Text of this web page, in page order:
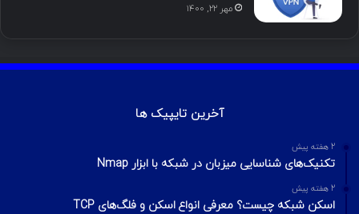
مهر ۲۲, ۱۴۰۰
آخرین تایپیک ها
2 هفته پیش
تکنیک‌های شناسایی میزبان در شبکه با ابزار Nmap
2 هفته پیش
اسکن شبکه چیست؟ معرفی انواع اسکن و فلگ‌های TCP